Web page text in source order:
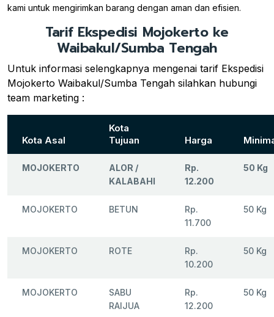
kami untuk mengirimkan barang dengan aman dan efisien.
Tarif Ekspedisi Mojokerto ke
Waibakul/Sumba Tengah
Untuk informasi selengkapnya mengenai tarif Ekspedisi
Mojokerto Waibakul/Sumba Tengah silahkan hubungi
team marketing :
Kota Asal
Kota
Tujuan
Harga
MOJOKERTO
ALOR /
KALABAHI
Rp.
12.200
50 Kg
MOJOKERTO BETUN
Rp.
11.700
50 Kg
MOJOKERTO ROTE
Rp.
10.200
50 Kg
MOJOKERTO
SABU
RAIJUA
Rp.
12.200
50 Kg